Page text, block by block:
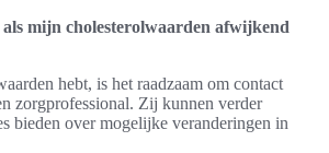
mijn cholesterolwaarden afwijkend
hebt, is het raadzaam om contact
zorgprofessional. Zij kunnen verder
bieden over mogelijke veranderingen in